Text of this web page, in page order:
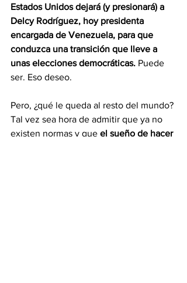
Estados Unidos dejará (y presionará) a
Delcy Rodríguez, hoy presidenta
encargada de Venezuela, para que
conduzca una transición que lleve a
unas elecciones democráticas. Puede
ser. Eso deseo.
​Pero, ¿qué le queda al resto del mundo?
Tal vez sea hora de admitir que ya no
existen normas y que el sueño de hacer